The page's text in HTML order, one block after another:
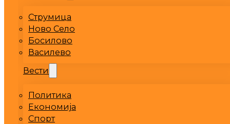
Струмица
Ново Село
Босилово
Василево
Вести
Политика
Економија
Спорт